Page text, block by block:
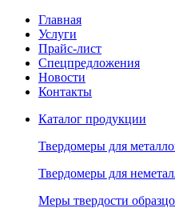
Главная
Услуги
Прайс-лист
Спецпредложения
Новости
Контакты
Каталог продукции
Твердомеры для
Твердомеры для
Меры твердости